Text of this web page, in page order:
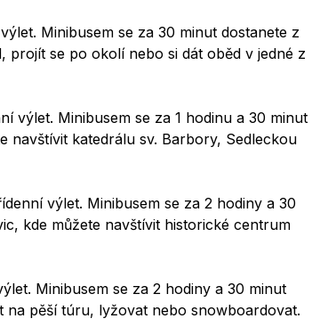
Minibusem se za 30 minut dostanete z
projít se po okolí nebo si dát oběd v jedné z
výlet. Minibusem se za 1 hodinu a 30 minut
navštívit katedrálu sv. Barbory, Sedleckou
výlet. Minibusem se za 2 hodiny a 30
kde můžete navštívit historické centrum
Minibusem se za 2 hodiny a 30 minut
pěší túru, lyžovat nebo snowboardovat.